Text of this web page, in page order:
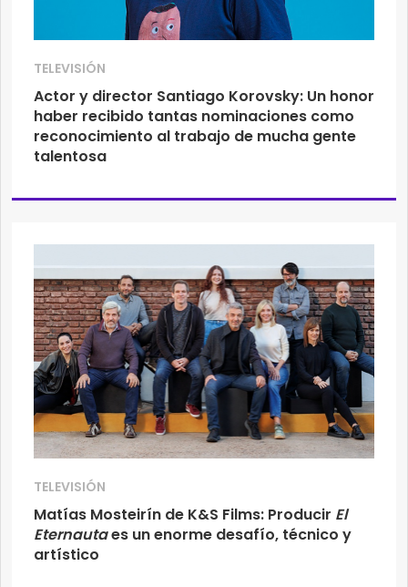
TELEVISIÓN
Actor y director Santiago Korovsky: Un honor
haber recibido tantas nominaciones como
reconocimiento al trabajo de mucha gente
talentosa
TELEVISIÓN
Matías Mosteirín de K&S Films: Producir El
Eternautaes un enorme desafío, técnico y
artístico